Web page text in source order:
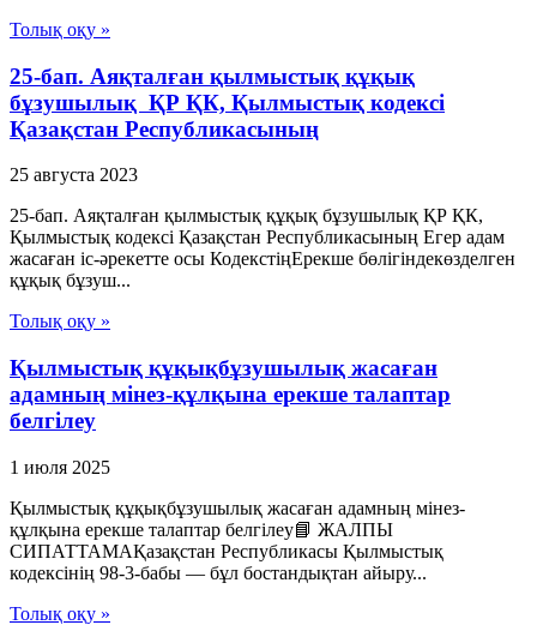
Толық оқу »
25-бап. Аяқталған қылмыстық құқық
бұзушылық ҚР ҚК, Қылмыстық кодексi
Қазақстан Республикасының
25 августа 2023
25-бап. Аяқталған қылмыстық құқық бұзушылық ҚР ҚК,
Қылмыстық кодексi Қазақстан Республикасының Егер адам
жасаған іс-әрекетте осы КодекстіңЕрекше бөлігіндекөзделген
құқық бұзуш...
Толық оқу »
Қылмыстық құқықбұзушылық жасаған
адамның мінез-құлқына ерекше талаптар
белгілеу
1 июля 2025
Қылмыстық құқықбұзушылық жасаған адамның мінез-
құлқына ерекше талаптар белгілеу📘 ЖАЛПЫ
СИПАТТАМАҚазақстан Республикасы Қылмыстық
кодексінің 98-3-бабы — бұл бостандықтан айыру...
Толық оқу »